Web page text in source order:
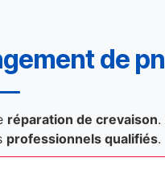
de
réparation de crevaison.
professionnels qualifiés.